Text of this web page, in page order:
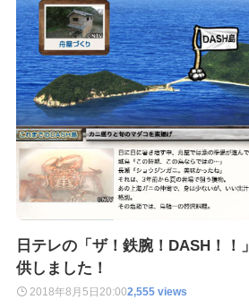
日テレの「ザ！鉄腕！DASH！！
供しました！
2018年8月5日 20:002,555 views